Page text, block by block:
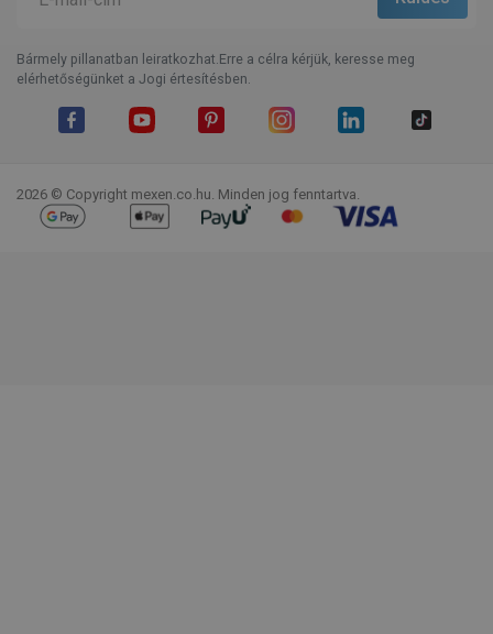
Bármely pillanatban leiratkozhat.Erre a célra kérjük, keresse meg
elérhetőségünket a Jogi értesítésben.
2026 © Copyright mexen.co.hu. Minden jog fenntartva.